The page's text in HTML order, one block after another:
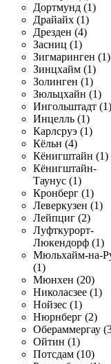
Дортмунд (1)
Драйайх (1)
Дрезден (4)
Засниц (1)
Зигмаринген (1)
Зинцхайм (1)
Золинген (1)
Зюльцхайн (1)
Ингольштадт (1)
Инцелль (1)
Карлсруэ (1)
Кёльн (4)
Кёнигштайн (1)
Кёнигштайн-
Таунус (1)
Кронберг (1)
Леверкузен (1)
Лейпциг (2)
Луфткурорт-
Люкендорф (1)
Мюльхайм-на-
(1)
Мюнхен (20)
Николасзее (1)
Нойзес (1)
Нюрнберг (2)
Обераммергау
Ойтин (1)
Потсдам (10)